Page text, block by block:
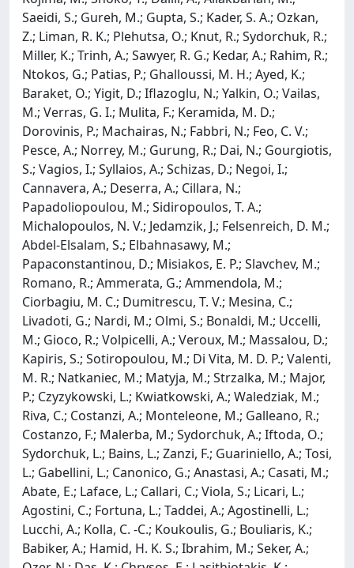
Saeidi, S.; Gureh, M.; Gupta, S.; Kader, S. A.; Ozkan,
Z.; Liman, R. K.; Plehutsa, O.; Knut, R.; Sydorchuk, R.;
Miller, K.; Trinh, A.; Sawyer, R. G.; Kedar, A.; Rahim, R.;
Ntokos, G.; Patias, P.; Ghalloussi, M. H.; Ayed, K.;
Baraket, O.; Yigit, D.; Iflazoglu, N.; Yalkin, O.; Vailas,
M.; Verras, G. I.; Mulita, F.; Keramida, M. D.;
Dorovinis, P.; Machairas, N.; Fabbri, N.; Feo, C. V.;
Pesce, A.; Norrey, M.; Gurung, R.; Dai, N.; Gourgiotis,
S.; Vagios, I.; Syllaios, A.; Schizas, D.; Negoi, I.;
Cannavera, A.; Deserra, A.; Cillara, N.;
Papadoliopoulou, M.; Sidiropoulos, T. A.;
Michalopoulos, N. V.; Jedamzik, J.; Felsenreich, D. M.;
Abdel-Elsalam, S.; Elbahnasawy, M.;
Papaconstantinou, D.; Misiakos, E. P.; Slavchev, M.;
Romano, R.; Ammerata, G.; Ammendola, M.;
Ciorbagiu, M. C.; Dumitrescu, T. V.; Mesina, C.;
Livadoti, G.; Nardi, M.; Olmi, S.; Bonaldi, M.; Uccelli,
M.; Gioco, R.; Volpicelli, A.; Veroux, M.; Massalou, D.;
Kapiris, S.; Sotiropoulou, M.; Di Vita, M. D. P.; Valenti,
M. R.; Natkaniec, M.; Matyja, M.; Strzalka, M.; Major,
P.; Czyzykowski, L.; Kwiatkowski, A.; Waledziak, M.;
Riva, C.; Costanzi, A.; Monteleone, M.; Galleano, R.;
Costanzo, F.; Malerba, M.; Sydorchuk, A.; Iftoda, O.;
Sydorchuk, L.; Bains, L.; Zanzi, F.; Guariniello, A.; Tosi,
L.; Gabellini, L.; Canonico, G.; Anastasi, A.; Casati, M.;
Abate, E.; Laface, L.; Callari, C.; Viola, S.; Licari, L.;
Agostini, C.; Fortuna, L.; Taddei, A.; Agostinelli, L.;
Lucchi, A.; Kolla, C. -C.; Koukoulis, G.; Bouliaris, K.;
Babiker, A.; Hamid, H. K. S.; Ibrahim, M.; Seker, A.;